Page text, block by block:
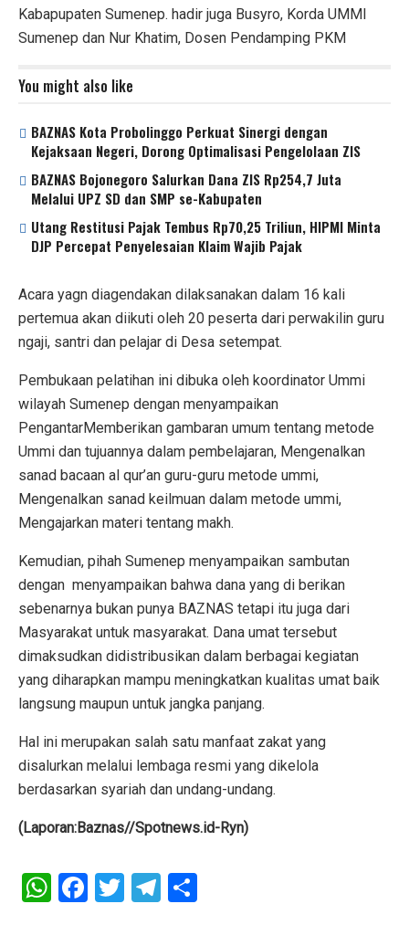
Kabapupaten Sumenep. hadir juga Busyro, Korda UMMI
Sumenep dan Nur Khatim, Dosen Pendamping PKM
You might also like
BAZNAS Kota Probolinggo Perkuat Sinergi dengan
Kejaksaan Negeri, Dorong Optimalisasi Pengelolaan ZIS
BAZNAS Bojonegoro Salurkan Dana ZIS Rp254,7 Juta
Melalui UPZ SD dan SMP se-Kabupaten
Utang Restitusi Pajak Tembus Rp70,25 Triliun, HIPMI Minta
DJP Percepat Penyelesaian Klaim Wajib Pajak
Acara yagn diagendakan dilaksanakan dalam 16 kali
pertemua akan diikuti oleh 20 peserta dari perwakilin guru
ngaji, santri dan pelajar di Desa setempat.
Pembukaan pelatihan ini dibuka oleh koordinator Ummi
wilayah Sumenep dengan menyampaikan
PengantarMemberikan gambaran umum tentang metode
Ummi dan tujuannya dalam pembelajaran, Mengenalkan
sanad bacaan al qur’an guru-guru metode ummi,
Mengenalkan sanad keilmuan dalam metode ummi,
Mengajarkan materi tentang makh.
Kemudian, pihah Sumenep menyampaikan sambutan
dengan menyampaikan bahwa dana yang di berikan
sebenarnya bukan punya BAZNAS tetapi itu juga dari
Masyarakat untuk masyarakat. Dana umat tersebut
dimaksudkan didistribusikan dalam berbagai kegiatan
yang diharapkan mampu meningkatkan kualitas umat baik
langsung maupun untuk jangka panjang.
Hal ini merupakan salah satu manfaat zakat yang
disalurkan melalui lembaga resmi yang dikelola
berdasarkan syariah dan undang-undang.
(Laporan:Baznas//Spotnews.id-Ryn)
W
h
F
a
T
wi
T
el